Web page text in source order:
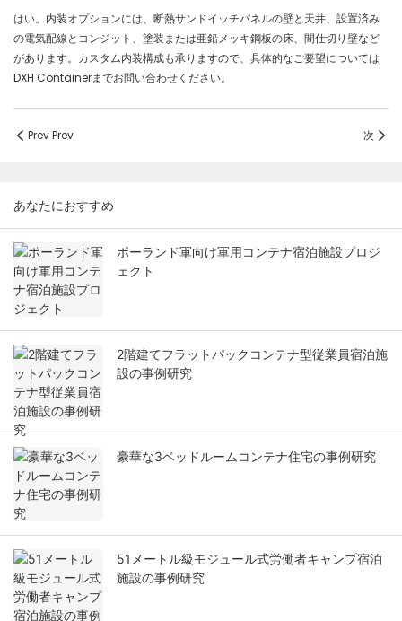
はい。内装オプションには、断熱サンドイッチパネルの壁と天井、設置済み
の電気配線とコンジット、塗装または亜鉛メッキ鋼板の床、間仕切り壁など
があります。カスタム内装構成も承りますので、具体的なご要望については
DXH Containerまでお問い合わせください。
Prev Prev 次
あなたにおすすめ
ポーランド軍向け軍用コンテナ宿泊施設プロジ
ェクト
2階建てフラットパックコンテナ型従業員宿泊施
設の事例研究
豪華な3ベッドルームコンテナ住宅の事例研究
51メートル級モジュール式労働者キャンプ宿泊
施設の事例研究